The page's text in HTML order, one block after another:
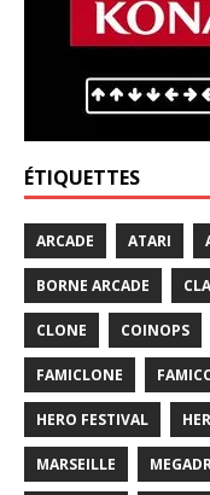
ÉTIQUETTES
ARCADE ATARI
BORNE ARCADE
CLONE COINOPS
FAMICLONE
HERO FESTIVAL
MARSEILLE